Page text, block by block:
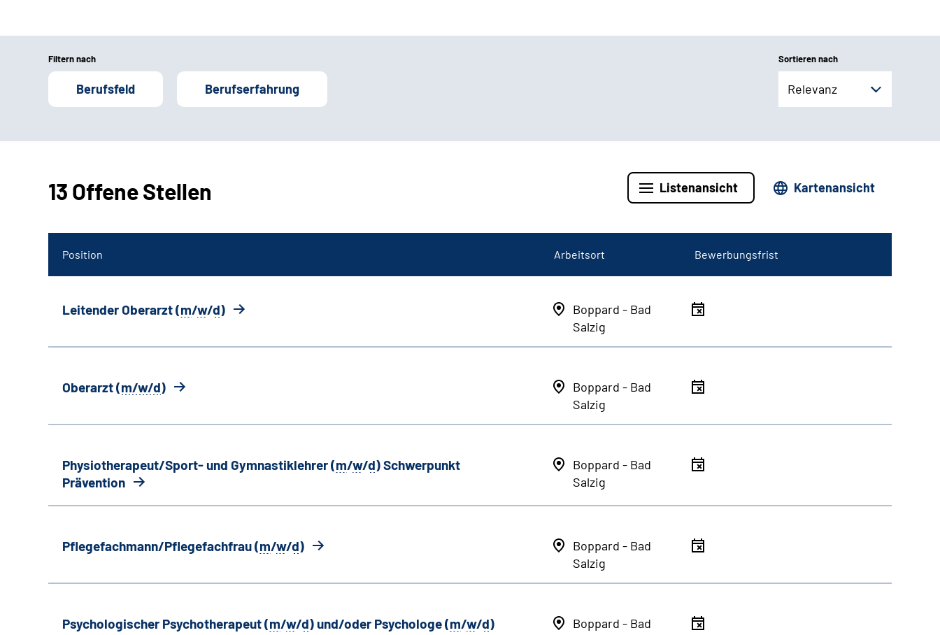
Filtern nach
Berufsfeld Berufserfahrung
Sortieren nach
Relevanz
13 Offene Stellen Listenansicht Kartenansicht
Position Arbeitsort Bewerbungsfrist
Leitender Oberarzt (m/w/d)
Boppard - Bad
Salzig
Oberarzt (m/w/d)
Boppard - Bad
Salzig
Physiotherapeut/Sport- und Gymnastiklehrer (m/w/d) Schwerpunkt
Prävention
Boppard - Bad
Salzig
Pflegefachmann/Pflegefachfrau (m/w/d)
Boppard - Bad
Salzig
Psychologischer Psychotherapeut (m/w/d) und/oder Psychologe (m/w/d)
Boppard - Bad